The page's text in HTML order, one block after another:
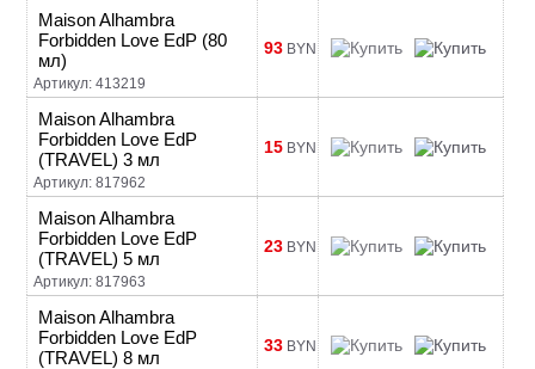
Maison Alhambra
Forbidden Love EdP (80
мл)
Артикул: 413219
93 BYN
Maison Alhambra
Forbidden Love EdP
(TRAVEL) 3 мл
Артикул: 817962
15 BYN
Maison Alhambra
Forbidden Love EdP
(TRAVEL) 5 мл
Артикул: 817963
23 BYN
Maison Alhambra
Forbidden Love EdP
(TRAVEL) 8 мл
33 BYN